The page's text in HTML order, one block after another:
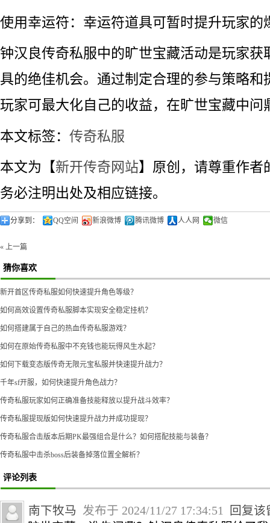
使用幸运符：幸运符道具可暂时提升玩家的
钟汉良传奇私服中的旷世宝藏活动是玩家获
具的绝佳机会。通过制定合理的参与策略和
玩家可最大化自己的收益，在旷世宝藏中问
本文标签： 传奇私服
本文为【新开传奇网站】原创，请尊重作者
务必注明出处及相应链接。
分享到： QQ空间 新浪微博 腾讯微博 人人网 微信
« 上一篇
猜你喜欢
新开首区传奇私服如何快速提升角色等级？
如何高效设置传奇私服脚本实现安全稳定挂机？
如何搭建属于自己的热血传奇私服游戏？
如何在原始传奇私服中不充钱也能玩得风生水起？
如何下载变态版传奇无限元宝私服并快速提升战力？
千年sf开服，如何快速提升角色战力？
传奇私服玩家如何正确准备技能释放以提升战斗效率？
传奇私服提现版如何快速提升战力并成功提现？
传奇私服合击版本后期PK最强组合是什么？如何搭配技能与装备？
传奇私服中击杀boss后装备掉落位置全解析？
评论列表
南下牧马 发布于 2024/11/27 17:34:51
回复该